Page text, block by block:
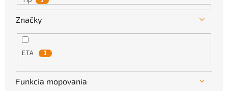
Značky
ETA 1
Funkcia mopovania